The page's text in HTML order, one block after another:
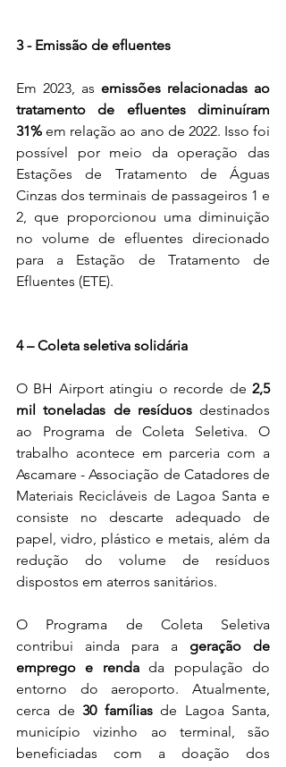
3 - Emissão de efluentes
Em 2023, as emissões relacionadas ao
tratamento de efluentes diminuíram
31% em relação ao ano de 2022. Isso foi
possível por meio da operação das
Estações de Tratamento de Águas
Cinzas dos terminais de passageiros 1 e
2, que proporcionou uma diminuição
no volume de efluentes direcionado
para a Estação de Tratamento de
Efluentes (ETE).
4 – Coleta seletiva solidária
O BH Airport atingiu o recorde de 2,5
mil toneladas de resíduos destinados
ao Programa de Coleta Seletiva. O
trabalho acontece em parceria com a
Ascamare - Associação de Catadores de
Materiais Recicláveis de Lagoa Santa e
consiste no descarte adequado de
papel, vidro, plástico e metais, além da
redução do volume de resíduos
dispostos em aterros sanitários.
O Programa de Coleta Seletiva
contribui ainda para a geração de
emprego e renda da população do
entorno do aeroporto. Atualmente,
cerca de 30 famílias de Lagoa Santa,
município vizinho ao terminal, são
beneficiadas com a doação dos